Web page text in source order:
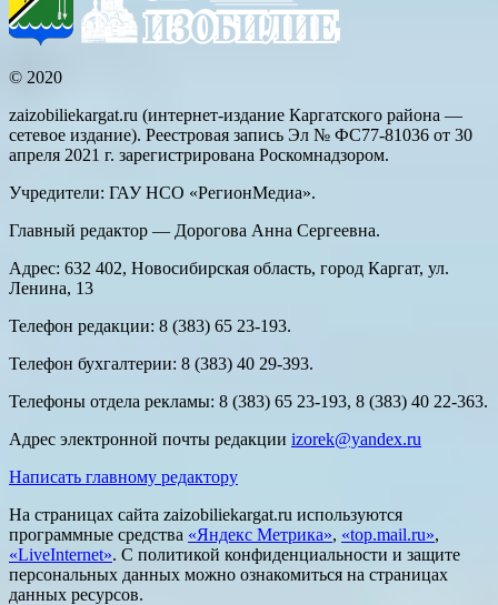
© 2020
zaizobiliekargat.ru (интернет-издание Каргатского района —
сетевое издание). Реестровая запись Эл № ФС77-81036 от 30
апреля 2021 г. зарегистрирована Роскомнадзором.
Учредители: ГАУ НСО «РегионМедиа».
Главный редактор — Дорогова Анна Сергеевна.
Адрес: 632 402, Новосибирская область, город Каргат, ул.
Ленина, 13
Телефон редакции: 8 (383) 65 23-193.
Телефон бухгалтерии: 8 (383) 40 29-393.
Телефоны отдела рекламы: 8 (383) 65 23-193, 8 (383) 40 22-363.
Адрес электронной почты редакции izorek@yandex.ru
Написать главному редактору
На страницах сайта zaizobiliekargat.ru используются
программные средства «Яндекс Метрика», «top.mail.ru»,
«LiveInternet». С политикой конфиденциальности и защите
персональных данных можно ознакомиться на страницах
данных ресурсов.